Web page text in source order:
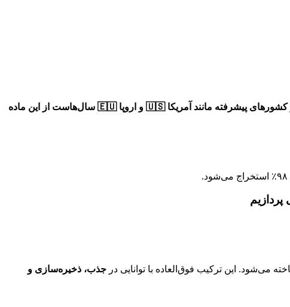
چرا در کشورهای پیشرفته مانند آمریکا 🇺🇸 و اروپا 🇪🇺 سال‌هاست از این ماده
جذب، ذخیره‌سازی و